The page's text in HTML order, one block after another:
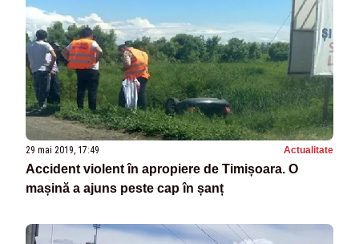
29 mai 2019, 17:49 Actualitate
Accident violent în apropiere de Timișoara. O
mașină a ajuns peste cap în șanț